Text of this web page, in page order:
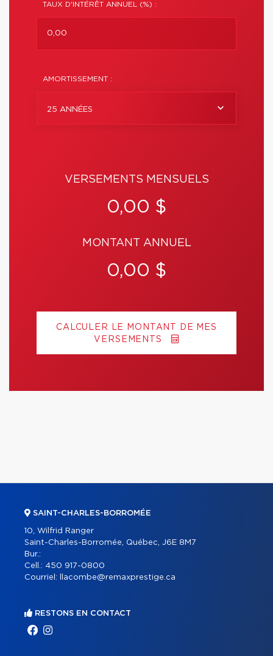
TAUX D'INTÉRÊT ANNUEL (%) :
AMORTISSEMENT :
25 ANNÉES
VERSEMENTS MENSUELS
0,00 $
MONTANT ANNUEL
0,00 $
CALCULER LE MONTANT DE MES
VERSEMENTS
SAINT-CHARLES-BORROMÉE
10, Wilfrid Ranger
Saint-Charles-Borromée, Québec, J6E 8M7
Bur.:
Cell.: 450 917-0800
Courriel:
llacombe@remaxprestige.ca
RESTONS EN CONTACT